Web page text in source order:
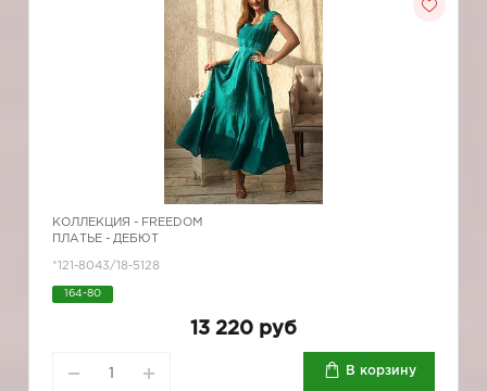
КОЛЛЕКЦИЯ - FREEDOM
ПЛАТЬЕ - ДЕБЮТ
*121-8043/18-5128
164-80
13 220 руб
В корзину